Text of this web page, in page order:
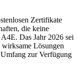
Zertifikate
die keine
Das Jahr 2026 sei
Lösungen
zur Verfügung